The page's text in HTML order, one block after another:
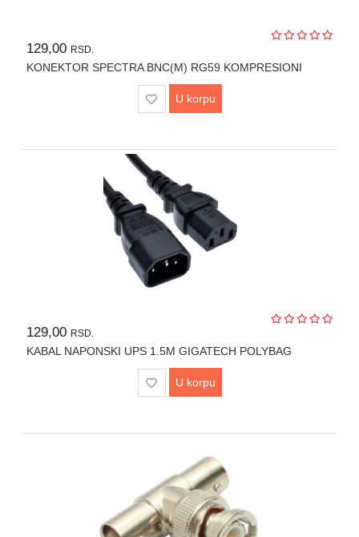
129,00 RSD.
KONEKTOR SPECTRA BNC(M) RG59 KOMPRESIONI
U korpu
129,00 RSD.
KABAL NAPONSKI UPS 1.5M GIGATECH POLYBAG
U korpu